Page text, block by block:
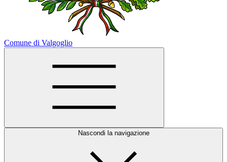
Comune di Valgoglio
Nascondi la navigazione